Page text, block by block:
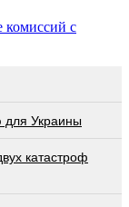
комиссий с
Украины
катастроф